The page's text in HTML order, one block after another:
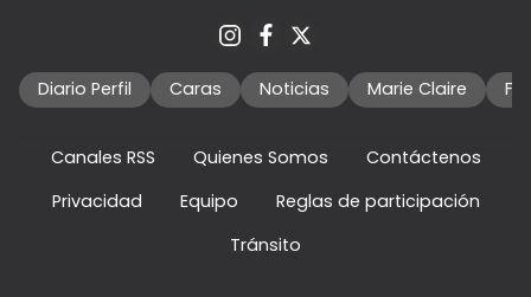
Diario Perfil Caras Noticias Marie Claire
Canales RSS Quienes Somos
Contáctenos
Privacidad
Equipo
Reglas de participación
Tránsito